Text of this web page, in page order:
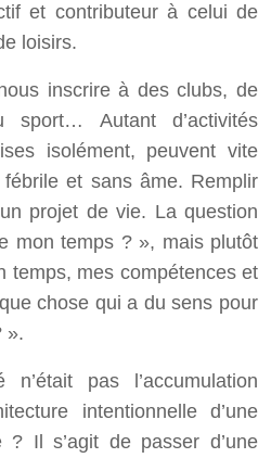
et contributeur à celui de
loisirs.
inscrire à des clubs, de
Autant d’activités
isolément, peuvent vite
et sans âme. Remplir
projet de vie. La question
mon temps ? », mais plutôt
temps, mes compétences et
chose qui a du sens pour
».
pas l’accumulation
intentionnelle d’une
Il s’agit de passer d’une